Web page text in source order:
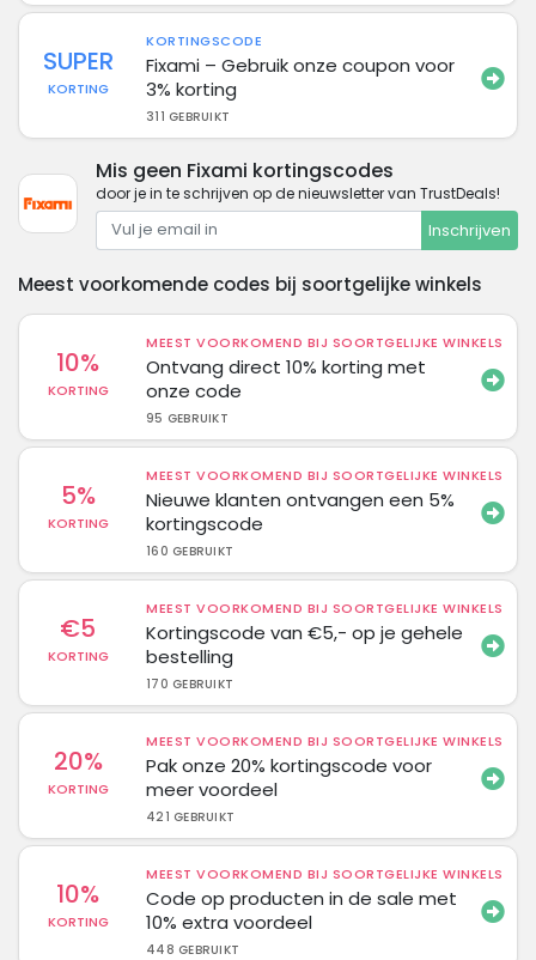
SUPER
KORTING
KORTINGSCODE
Fixami – Gebruik onze coupon voor
3% korting
311 GEBRUIKT
Mis geen Fixami kortingscodes
door je in te schrijven op de nieuwsletter van TrustDeals!
Inschrijven
Meest voorkomende codes bij soortgelijke winkels
10%
KORTING
MEEST VOORKOMEND BIJ SOORTGELIJKE WINKELS
Ontvang direct 10% korting met
onze code
95 GEBRUIKT
5%
KORTING
MEEST VOORKOMEND BIJ SOORTGELIJKE WINKELS
Nieuwe klanten ontvangen een 5%
kortingscode
160 GEBRUIKT
€5
KORTING
MEEST VOORKOMEND BIJ SOORTGELIJKE WINKELS
Kortingscode van €5,- op je gehele
bestelling
170 GEBRUIKT
20%
KORTING
MEEST VOORKOMEND BIJ SOORTGELIJKE WINKELS
Pak onze 20% kortingscode voor
meer voordeel
421 GEBRUIKT
10%
KORTING
MEEST VOORKOMEND BIJ SOORTGELIJKE WINKELS
Code op producten in de sale met
10% extra voordeel
448 GEBRUIKT